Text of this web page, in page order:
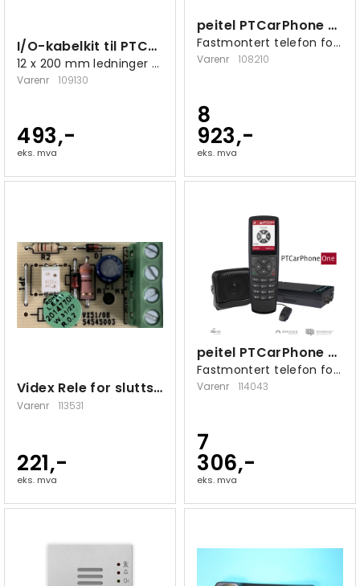
I/O-kabelkit til PTCarPhone 5 og 6
12 x 200 mm ledninger med krimp
Varenr 109130
493,-
eks. mva
peitel PTCarPhone 6 4G-/LTE-telefon
Fastmontert telefon for kjøretøy/fartøy
Varenr 108210
8
923,-
eks. mva
Videx Rele for sluttstykke
Varenr 113531
221,-
eks. mva
peitel PTCarPhone One 4G-/LTE-telefon
Fastmontert telefon for kjøretøy/fartøy
Varenr 114043
7
306,-
eks. mva